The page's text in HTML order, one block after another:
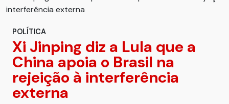
POLÍTICA
Xi Jinping diz a Lula que a
China apoia o Brasil na
rejeição à interferência
externa